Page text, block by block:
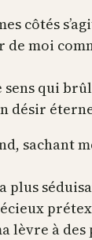
côtés
de moi
sens qui
désir
sachant
plus
lèvre à